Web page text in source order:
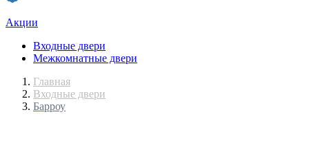
Акции
Входные двери
Межкомнатные двери
Главная
Входные двери
Барроу